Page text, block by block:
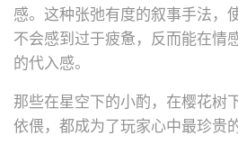
感。这种张弛有度的叙事手法，
不会感到过于疲惫，反而能在情
的代入感。
那些在星空下的小酌，在樱花树
依偎，都成为了玩家心中最珍贵